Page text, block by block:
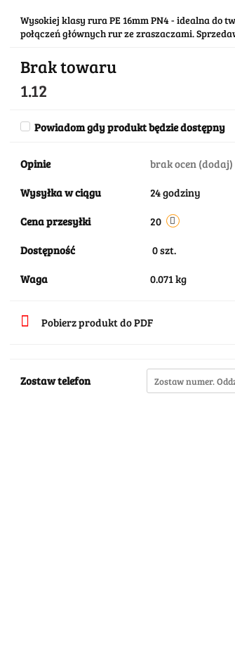
Wysokiej klasy rura PE 16mm PN4 - idealna do
połączeń głównych rur ze zraszaczami.
Brak towaru
1.12
Powiadom gdy produkt będzie dostępny
Opinie brak ocen (dodaj)
Wysyłka w ciągu 24 godziny
Cena przesyłki 20
Dostępność 0szt.
Waga 0.071 kg
Pobierz produkt do PDF
Zostaw telefon